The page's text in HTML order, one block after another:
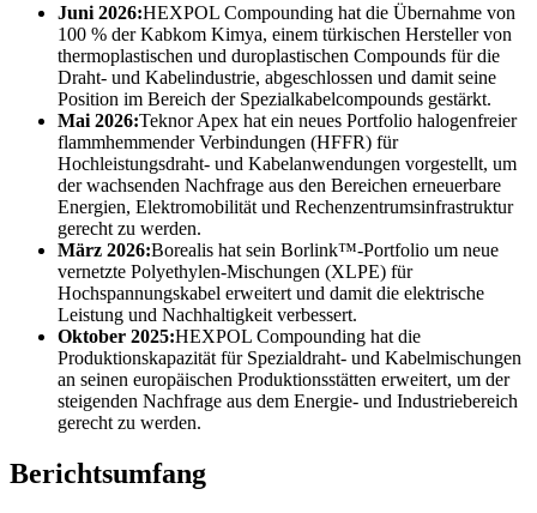
Juni 2026:HEXPOL Compounding hat die Übernahme von
100 % der Kabkom Kimya, einem türkischen Hersteller von
thermoplastischen und duroplastischen Compounds für die
Draht- und Kabelindustrie, abgeschlossen und damit seine
Position im Bereich der Spezialkabelcompounds gestärkt.
Mai 2026:Teknor Apex hat ein neues Portfolio halogenfreier
flammhemmender Verbindungen (HFFR) für
Hochleistungsdraht- und Kabelanwendungen vorgestellt, um
der wachsenden Nachfrage aus den Bereichen erneuerbare
Energien, Elektromobilität und Rechenzentrumsinfrastruktur
gerecht zu werden.
März 2026:Borealis hat sein Borlink™-Portfolio um neue
vernetzte Polyethylen-Mischungen (XLPE) für
Hochspannungskabel erweitert und damit die elektrische
Leistung und Nachhaltigkeit verbessert.
Oktober 2025:HEXPOL Compounding hat die
Produktionskapazität für Spezialdraht- und Kabelmischungen
an seinen europäischen Produktionsstätten erweitert, um der
steigenden Nachfrage aus dem Energie- und Industriebereich
gerecht zu werden.
Berichtsumfang